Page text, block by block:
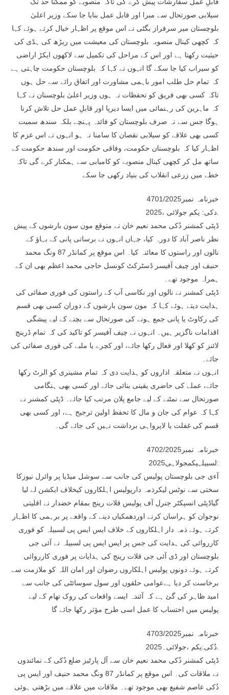
سیلابی صورتحال سے مبرا اور قابل عمل بنایا جا سکے وزیر اعلیٰ
بلوچستان میر سرفراز بگٹی نے اس موقع پر اظہار خیال کرتے ہوئے کہا
کہ کچھی کینال منصوبہ بلوچستان کی معیشت میں ریڑھ کی ہڈی کی
حیثیت رکھتا ہے اور اس کے مراحل کی تکمیل سے لاکھوں ایکڑ اراضی
کو سیراب کیا جا سکے گا انہوں نے کہا کہ بلوچستان حکومت چاہتی ہے
کہ تمام حل طلب امور باہمی مشاورت اور اتفاق رائے سے حل ہوں
تاکہ کسی بھی فریق کو تحفظات نہ ہوں وزیر اعلیٰ بلوچستان نے کہا
کہ ماہرین کی رہنمائی میں ایسا دیرپا اور قابلِ عمل حل تلاش کرنا
ہوگا جس سے نہ صرف بلوچستان کو فائدہ پہنچے بلکہ سندھ سمیت
کسی بھی علاقے کو سیلابی نقصان کا سامنا نہ ہو انہوں نے اس عزم کا
اظہار کیا کہ بلوچستان حکومت، وفاقی حکومت اور سندھ حکومت کے
ساتھ مل کر کچھی کینال منصوبے کو کامیابی سے ہمکنار کرے گی تاکہ
خطے میں زرعی انقلاب کی بنیاد رکھی جا سکے
خبرنامہ نمبر4701/2025
ڈپٹی کمشنر دُکی محمد نعیم خان نے متوقع مون سون بارشوں کے پیش
نظر ناصر آباد کا دورہ کیا، جہاں انہوں نے برساتی پانی کے بہاؤ کے
نالوں اور راستوں کا معائنہ کیا۔ اس موقع پر کمانڈر 87 ونگ محمد
حنیف اور چیف آفیسر ڈسٹرکٹ کونسل حاجی محمد اعظم بھی ان کے
ہمراہ موجود تھے۔
ڈپٹی کمشنر نے نالوں اور نکاسی آب کے راستوں کی فوری صفائی کی
ہدایت دیتے ہوئے کہا کہ مون سون بارشوں کے دوران کسی بھی قسم
کی رکاوٹ یا پانی جمع ہونے کی صورتحال سے بچنے کے لیے پیشگی
اقدامات ناگزیر ہیں۔ انہوں نے چیف آفیسر کو تاکید کی کہ تمام ڈرینج
لائنز کو کھلا اور فعال رکھا جائے، اور کچرے یا ملبے کی فوری صفائی کی
جائے۔
انہوں نے متعلقہ اداروں کو ہدایت دی کہ تمام مشینری کو الرٹ رکھا
جائے، عملے کی حاضری یقینی بنائی جائے اور کسی بھی ہنگامی
صورتحال سے نمٹنے کے لیے جامع پلان مرتب کیا جائے۔ ڈپٹی کمشنر نے
کہا کہ عوام کی جان و مال کا تحفظ اولین ترجیح ہے، اور کسی بھی
قسم کی غفلت یا لاپرواہی برداشت نہیں کی جائے گی۔
خبرنامہ نمبر4702/2025
لسبیلہیکمجولاہی2025:
آءی جی بلوچستان پولیس کی جانب سے سوشل میڈیا پر وائرل نیوزکا
سختی سے نوٹس لیکرذمہ دارپولیس اہلکاروں کیخلاف ایکشن لے لیا
گیاڈپٹی انسپکٹر جنرل آف پولیس قلات رینج بمقام خضدار نے اقلیتی
نوجوان کو ہراساں کرنے اوردھمکیاں دینے کے واقعے پر برہمی کا اظہار
کرتے ہوئے ذمہ دار اہلکاروں کے خلاف ایس ایس پی لسبیلہ کو فوری
کارروائی کی ہدایت کی جس پر ایس ایس پی لسبیلہ نے آئی جی
بلوچستان اور ڈی آئی جی قلات رینج کی ہدایات پر فوری کارروائی
کرتے ہوئے دونوں پولیس اہلکاروں رضوان اور امان اللہ کو ملازمت سے
برخاست کر دیا ہےعوامی حلقوں اور سول سوسائٹی کی جانب سے
امید ظاہر کی گئ ہے کہ آئندہ ایسے واقعات کی روک تھام کے لیے
پولیس میں احتساب کا عمل اسی طرح مؤثر رکھا جائے گا
خبرنامہ نمبر4703/2025
ڈپٹی کمشنر دُکی محمد نعیم خان سے آل پارٹیز ضلع دُکی کے نمائندوں
نے ملاقات کی۔ اس موقع پر کمانڈر 87 ونگ محمد حنیف اور ایس پی
دُکی عاصم شفیع بھی موجود تھے۔ ملاقات میں علاقے میں بڑھتی ہوئی